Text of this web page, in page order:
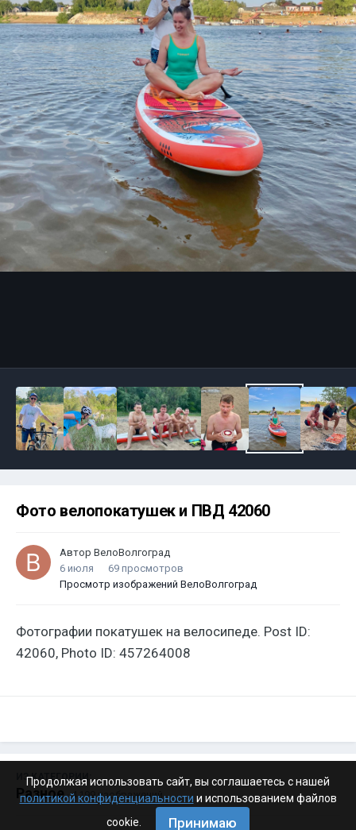
Фото велопокатушек и ПВД 42060
Автор ВелоВолгоград
6 июля
69 просмотров
Просмотр изображений ВелоВолгоград
Фотографии покатушек на велосипеде. Post ID:
42060, Photo ID: 457264008
ИЗ КАТЕГОРИИ:
Разное · 4 199 изображений
Продолжая использовать сайт, вы соглашаетесь с нашей
политикой конфиденциальности и использованием файлов
cookie.
Принимаю